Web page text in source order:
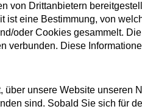
von Drittanbietern
ist eine Bestimmung, von
oder Cookies gesammelt.
verbunden. Diese
über unsere Website unseren
sind. Sobald Sie sich für